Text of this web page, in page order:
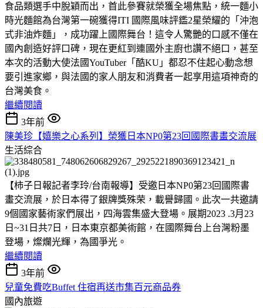
食品類選手中脫穎而出，首此參賽就榮獲全場焦點，統一麵小
時光麵館為台灣第一碗獲得ITI 國際風味評鑑2星榮耀的「沖泡
式非油炸麵」，成功躍上國際舞台！這令人驚艷的口感不僅在
國內創造好評口碑，現在更紅到連國外主廚也讚不絕口，甚至
本次的活動大使法國YouTuber「酷KU」都忍不住起心動念想
要引進家鄉，與法國的家人朋友和消費者一起享用這項神奇的
台灣美食。
繼續閱讀
3年前
陳美珍【嬉樂之心系列】榮獲日本NP0第23回國際書畫交流展
生活綜合
【柿子日報記者李玲/台南報導】受邀日本NP0第23回國際書
畫交流展，於日本得了銀牌獎殊荣，載譽歸國。此次一共邀請
9個國家藝術家們展出，四海雲集盛大登場。展期2023 .3月23
日~31日共7日，日本東京都美術館，在國際舞台上台灣粉墨
登場，燦爛光輝，為國爭光。
繼續閱讀
3年前
兒童免費吃Buffet 住宿再送市集百元商品券
國內旅遊